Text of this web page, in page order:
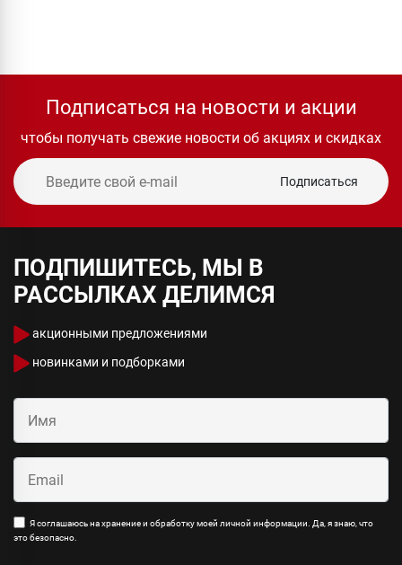
Подписаться на новости и акции
чтобы получать свежие новости об акциях и скидках
Подписаться
ПОДПИШИТЕСЬ, МЫ В
РАССЫЛКАХ ДЕЛИМСЯ
акционными предложениями
новинками и подборками
Я соглашаюсь на хранение и обработку моей личной информации. Да, я знаю, что
это безопасно.